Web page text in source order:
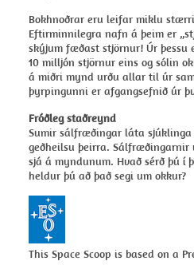
Bokhnoðrar eru leifar miklu
Eftirminnilegra nafn á þeim er
skýjum fæðast stjörnur! Úr
10 milljón stjörnur eins og sólin
á miðri mynd urðu allar til úr
þyrpingunni er afgangsefnið úr
Fróðleg staðreynd
Sumir sálfræðingar láta
geðheilsu þeirra. Sálfræðingarnir
sjá á myndunum. Hvað sérð þú í
heldur þú að það segi um okkur?
This Space Scoop is based on a